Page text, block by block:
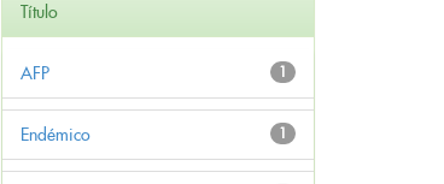
Título
1
AFP
1
Endémico